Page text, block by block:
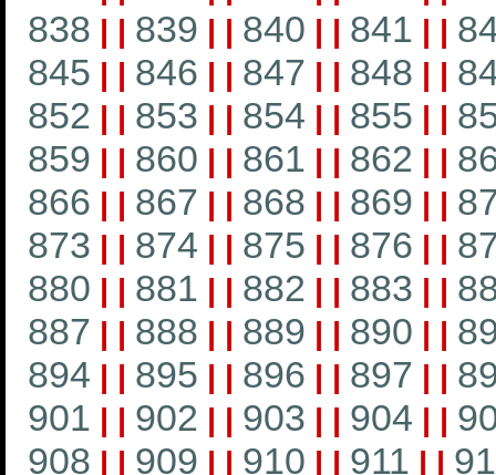
838 | | 839 | | 840 | | 841 | |
845 | | 846 | | 847 | | 848 | |
852 | | 853 | | 854 | | 855 | |
859 | | 860 | | 861 | | 862 | |
866 | | 867 | | 868 | | 869 | |
873 | | 874 | | 875 | | 876 | |
880 | | 881 | | 882 | | 883 | |
887 | | 888 | | 889 | | 890 | |
894 | | 895 | | 896 | | 897 | |
901 | | 902 | | 903 | | 904 | |
908 | | 909 | | 910 | | 911 | |